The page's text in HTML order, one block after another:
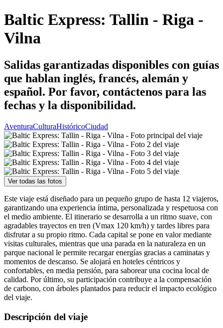
Baltic Express: Tallin - Riga -
Vilna
Salidas garantizadas disponibles con guías
que hablan inglés, francés, alemán y
español. Por favor, contáctenos para las
fechas y la disponibilidad.
AventuraCulturaHistóricoCiudad
Ver todas las fotos
Este viaje está diseñado para un pequeño grupo de hasta 12 viajeros,
garantizando una experiencia íntima, personalizada y respetuosa con
el medio ambiente. El itinerario se desarrolla a un ritmo suave, con
agradables trayectos en tren (Vmax 120 km/h) y tardes libres para
disfrutar a su propio ritmo. Cada capital se pone en valor mediante
visitas culturales, mientras que una parada en la naturaleza en un
parque nacional le permite recargar energías gracias a caminatas y
momentos de descanso. Se alojará en hoteles céntricos y
confortables, en media pensión, para saborear una cocina local de
calidad. Por último, su participación contribuye a la compensación
de carbono, con árboles plantados para reducir el impacto ecológico
del viaje.
Descripción del viaje